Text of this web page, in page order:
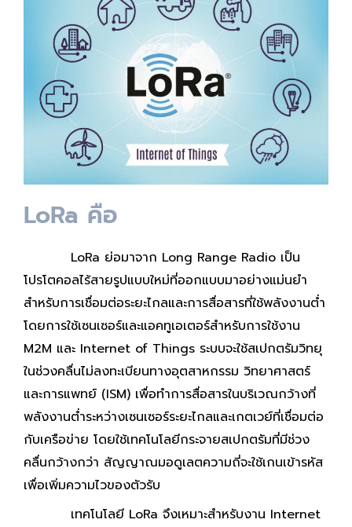
LoRa คือ
LoRa ย่อมาจาก Long Range Radio เป็น
โปรโตคอลไร้สายรูปแบบใหม่ที่ออกแบบมาอย่างแม่นยำ
สำหรับการเชื่อมต่อระยะไกลและการสื่อสารที่ใช้พลังงานต่ำ
โดยการใช้เซนเซอร์และแอคทูเอเตอร์สำหรับการใช้งาน
M2M และ Internet of Things ระบบจะใช้สเปกตรัมวิทยุ
ในช่วงคลื่นไม่ลงทะเบียนทางอุตสาหกรรม วิทยาศาสตร์
และการแพทย์ (ISM) เพื่อทำการสื่อสารในบริเวณกว้างที่
พลังงานต่ำระหว่างเซนเซอร์ระยะไกลและเกตเวย์ที่เชื่อมต่อ
กับเครือข่าย โดยใช้เทคโนโลยีกระจายสเปกตรัมที่มีช่วง
คลื่นกว้างกว่า สัญญาณมอดูเลตความถี่จะใช้เกนเข้ารหัส
เพื่อเพิ่มความไวของตัวรับ
เทคโนโลยี LoRa จึงเหมาะสำหรับงาน Internet